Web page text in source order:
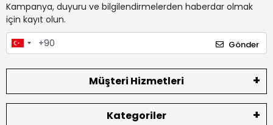
Kampanya, duyuru ve bilgilendirmelerden haberdar olmak
için kayıt olun.
Gönder
Müşteri Hizmetleri
Kategoriler